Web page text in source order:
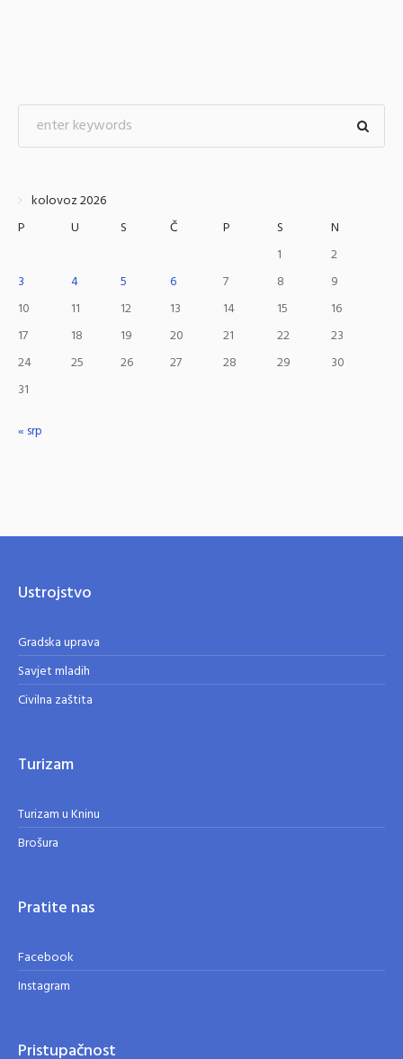
kolovoz 2026
P
U S Č P S
N
1
2
3
4 5 6 7 8
9
10
11 12 13 14 15
16
17
18 19 20 21 22
23
24
25 26 27 28 29
30
31
« srp
Ustrojstvo
Gradska uprava
Savjet mladih
Civilna zaštita
Turizam
Turizam u Kninu
Brošura
Pratite nas
Facebook
Instagram
Pristupačnost